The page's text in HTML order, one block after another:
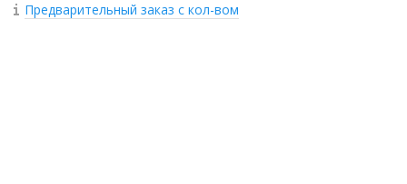
Предварительный заказ с кол-вом